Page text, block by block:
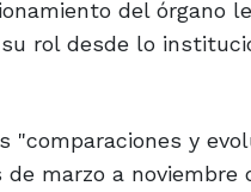
del órgano
rol desde lo
"comparaciones y
marzo a noviembre